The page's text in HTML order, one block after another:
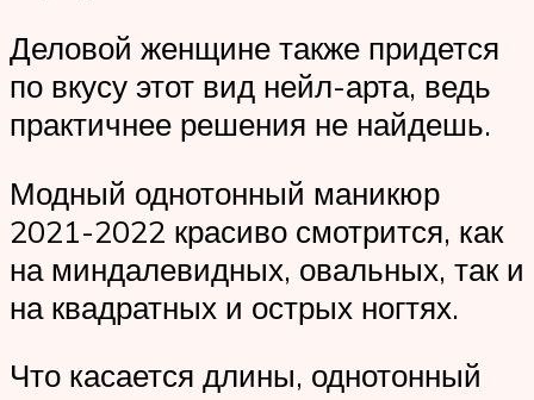
Деловой женщине также придется
по вкусу этот вид нейл-арта, ведь
практичнее решения не найдешь.
Модный однотонный маникюр
2021-2022 красиво смотрится, как
на миндалевидных, овальных, так и
на квадратных и острых ногтях.
Что касается длины, однотонный